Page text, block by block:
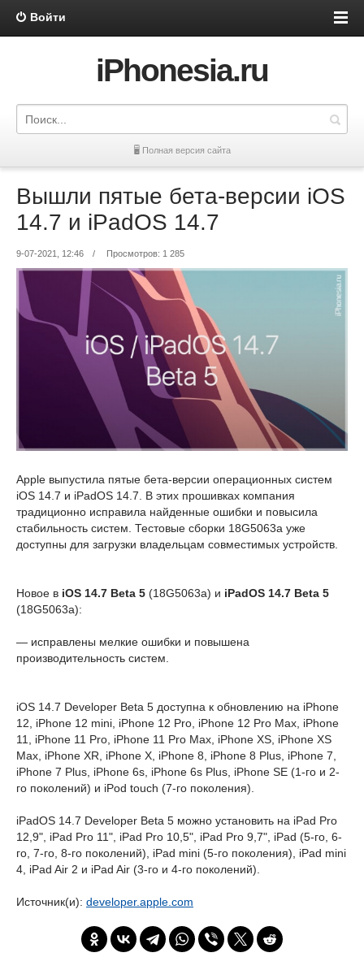
Войти
iPhonesia.ru
🖥 Полная версия сайта
Вышли пятые бета-версии iOS
14.7 и iPadOS 14.7
9-07-2021, 12:46 / Просмотров: 1 285
Apple выпустила пятые бета-версии операционных систем
iOS 14.7 и iPadOS 14.7. В этих прошивках компания
традиционно исправила найденные ошибки и повысила
стабильность систем. Тестовые сборки 18G5063a уже
доступны для загрузки владельцам совместимых устройств.
Новое в iOS 14.7 Beta 5 (18G5063a) и iPadOS 14.7 Beta 5
(18G5063a):
— исправлены мелкие ошибки и повышена
производительность систем.
iOS 14.7 Developer Beta 5 доступна к обновлению на iPhone
12, iPhone 12 mini, iPhone 12 Pro, iPhone 12 Pro Max, iPhone
11, iPhone 11 Pro, iPhone 11 Pro Max, iPhone XS, iPhone XS
Max, iPhone XR, iPhone X, iPhone 8, iPhone 8 Plus, iPhone 7,
iPhone 7 Plus, iPhone 6s, iPhone 6s Plus, iPhone SE (1-го и 2-
го поколений) и iPod touch (7-го поколения).
iPadOS 14.7 Developer Beta 5 можно установить на iPad Pro
12,9", iPad Pro 11", iPad Pro 10,5", iPad Pro 9,7", iPad (5-го, 6-
го, 7-го, 8-го поколений), iPad mini (5-го поколения), iPad mini
4, iPad Air 2 и iPad Air (3-го и 4-го поколений).
Источник(и): developer.apple.com